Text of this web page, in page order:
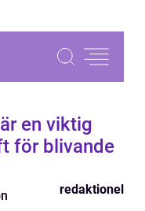
en viktig
för blivande
redaktionel